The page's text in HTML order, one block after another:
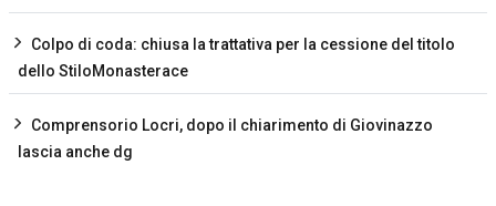
Colpo di coda: chiusa la trattativa per la cessione del titolo
dello StiloMonasterace
Comprensorio Locri, dopo il chiarimento di Giovinazzo
lascia anche dg